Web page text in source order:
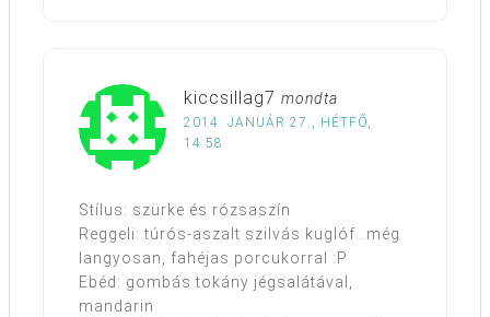
kiccsillag7 mondta
2014. JANUÁR 27., HÉTFŐ,
14:58
Stílus: szürke és rózsaszín
Reggeli: túrós-aszalt szilvás kuglóf…még
langyosan, fahéjas porcukorral :P
Ebéd: gombás tokány jégsalátával,
mandarin